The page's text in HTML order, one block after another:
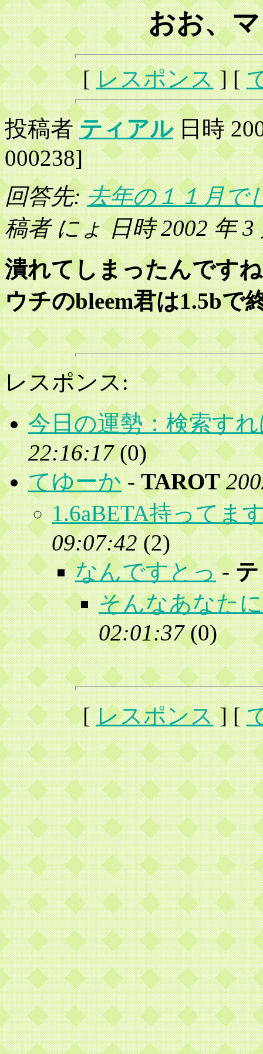
おお、
[レスポンス] [
投稿者ティアル日時
000238]
回答先:去年の１１月で
稿者 にょ 日時 2002 年 3
潰れてしまったんです
ウチのbleem君は1.5bで
レスポンス:
今日の運勢：検索す
22:16:17(0)
てゆーか-TAROT
1.6aBETA持ってま
09:07:42(2)
なんですとっ-
そんなあなた
02:01:37(0)
[レスポンス] [